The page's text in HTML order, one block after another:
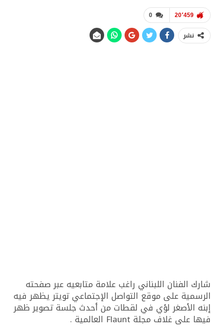
0 20٬459
نشر
شارك الفنان اللبناني راغب علامة متابعيه عبر صفحته
الرسمية على موقع التواصل الإجتماعي تويتر يظهر فيه
إبنه الأصغر لؤي في لقطات من أحدث جلسة تصوير ظهر
فيها على غلاف مجلة Flaunt العالمية .